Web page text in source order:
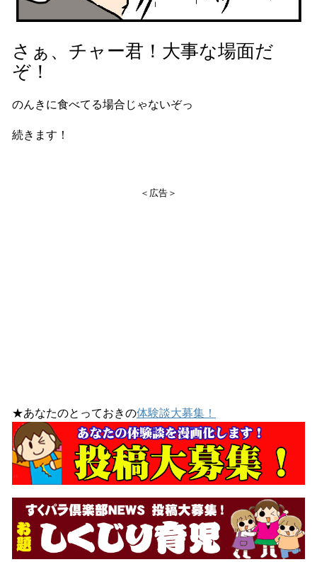
さぁ、チャー君！大事な場面だ
ぞ！
のんきに食べてる場合じゃないぞっ
続きます！
＜広告＞
★あなたのとっておきの体験談大募集！